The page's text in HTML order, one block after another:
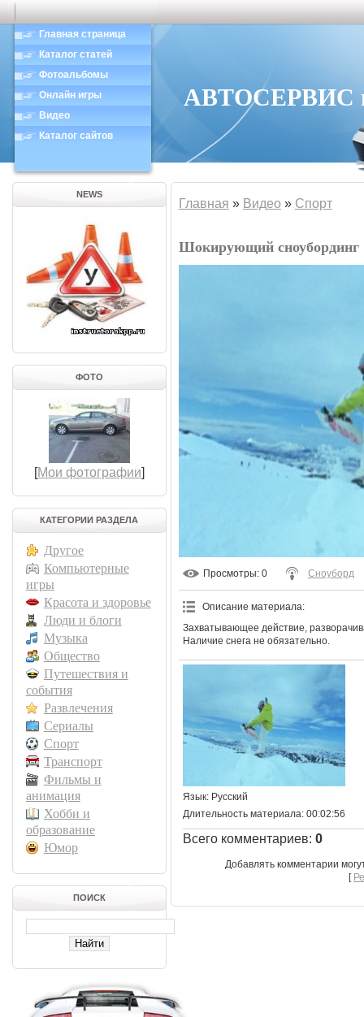
Главная страница
Каталог статей
Фотоальбомы
Онлайн игры
Видео
Каталог сайтов
АВТОСЕРВИС в
NEWS
ФОТО
[Мои фотографии]
КАТЕГОРИИ РАЗДЕЛА
Другое
Компьютерные
игры
Красота и здоровье
Люди и блоги
Музыка
Общество
Путешествия и
события
Развлечения
Сериалы
Спорт
Транспорт
Фильмы и
анимация
Хобби и
образование
Юмор
ПОИСК
Главная » Видео » Спорт
Шокирующий сноубординг
Просмотры: 0 Сноуборд
Описание материала:
Захватывающее действие,
Наличие снега не обязательно.
Язык: Русский
Длительность материала: 00:02:56
Всего комментариев: 0
Добавлять комментарии
[